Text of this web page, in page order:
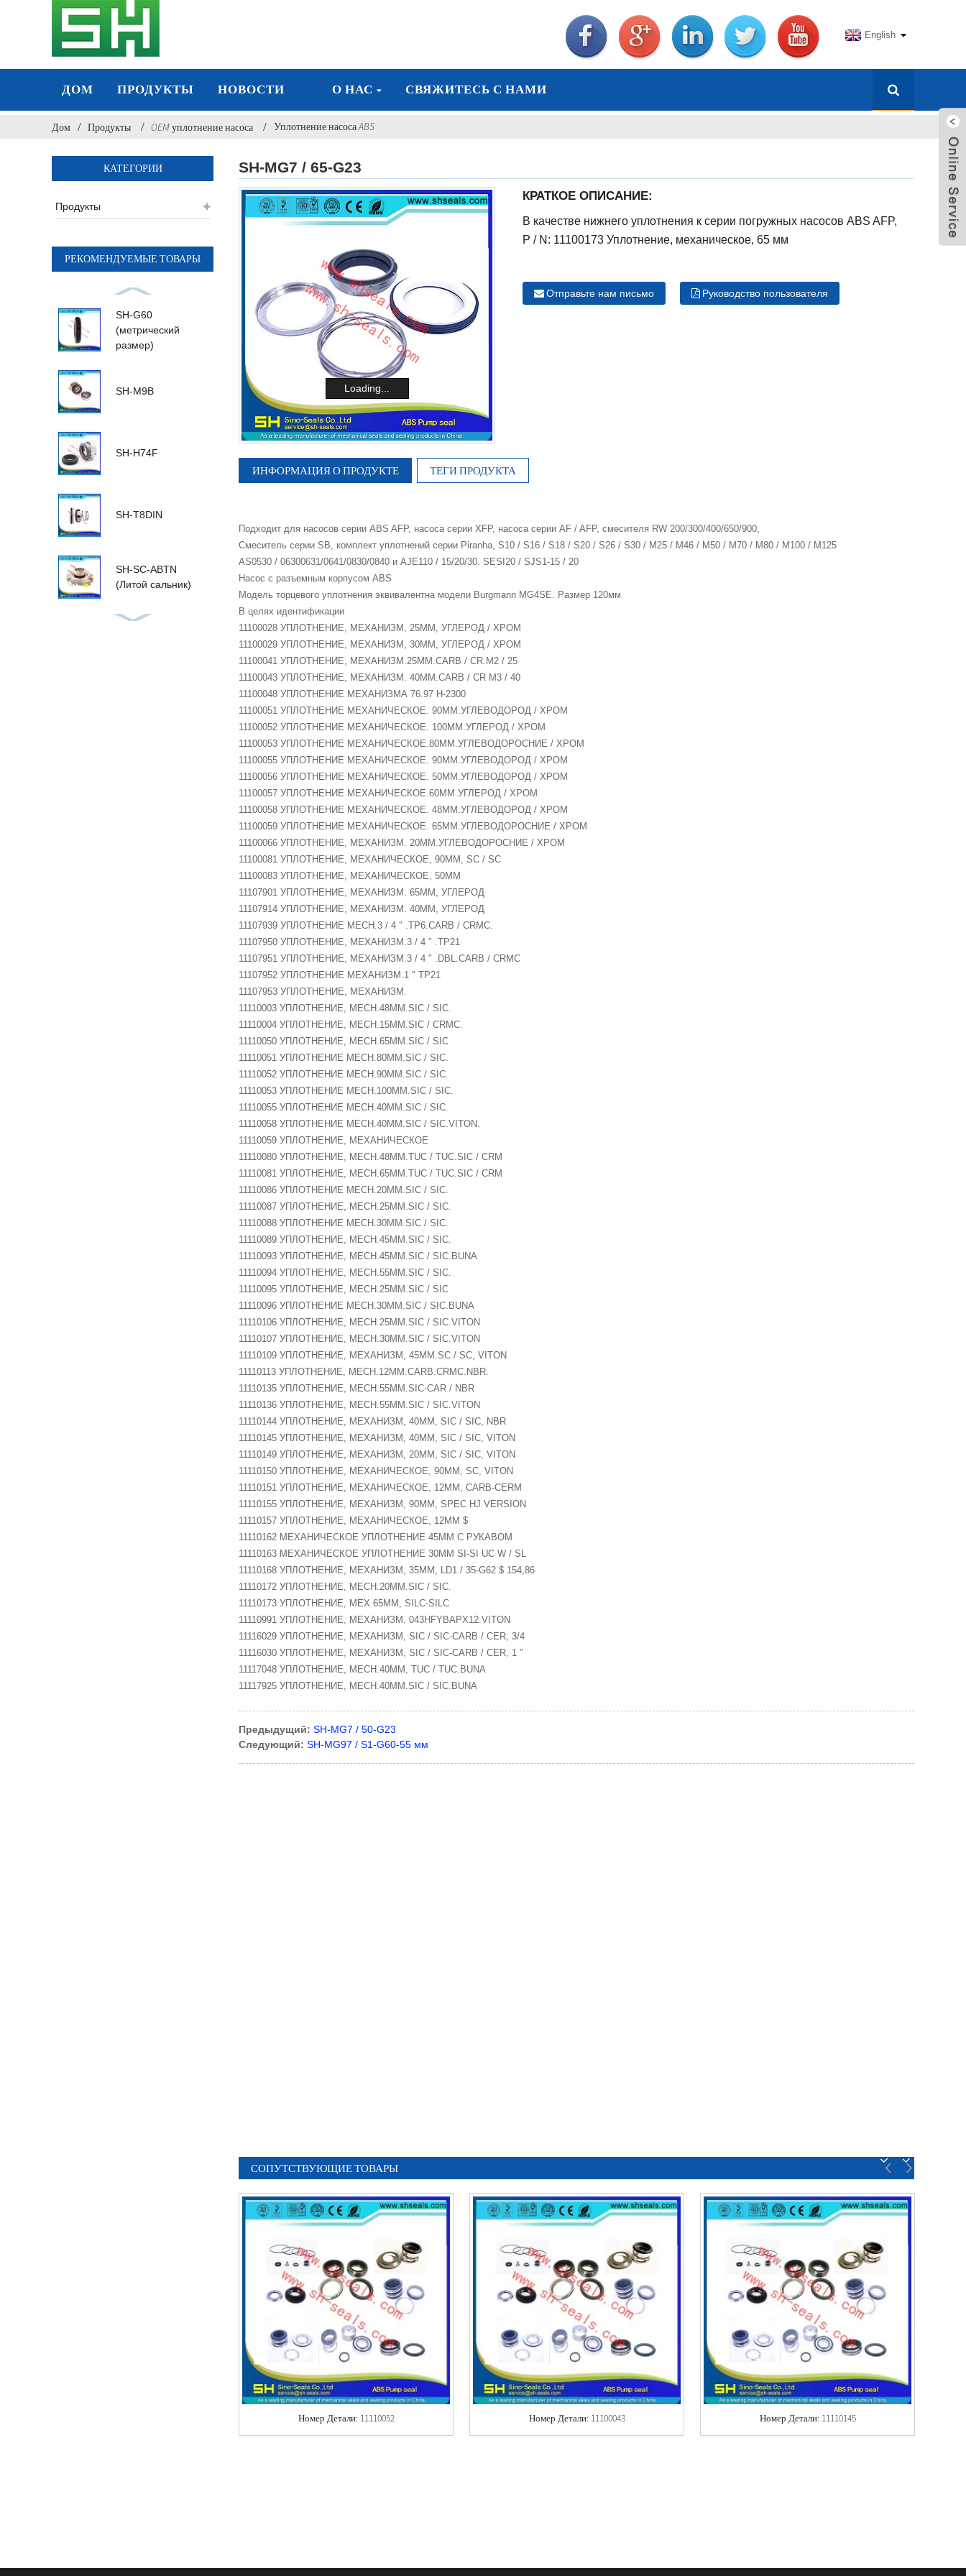
English
ДОМ ПРОДУКТЫ НОВОСТИ О НАС СВЯЖИТЕСЬ С НАМИ
Дом Продукты OEM уплотнение насоса Уплотнение насоса ABS
КАТЕГОРИИ
Продукты
РЕКОМЕНДУЕМЫЕ ТОВАРЫ
SH-G60
(метрический
размер)
SH-M9B
SH-H74F
SH-T8DIN
SH-SC-ABTN
(Литой сальник)
SH-MG7 / 65-G23
Loading...
КРАТКОЕ ОПИСАНИЕ:
В качестве нижнего уплотнения к серии погружных насосов ABS AFP,
P / N: 11100173 Уплотнение, механическое, 65 мм
Отправьте нам письмо Руководство пользователя
ИНФОРМАЦИЯ О ПРОДУКТЕ ТЕГИ ПРОДУКТА
Подходит для насосов серии ABS AFP, насоса серии XFP, насоса серии AF / AFP, смесителя RW 200/300/400/650/900,
Смеситель серии SB, комплект уплотнений серии Piranha, S10 / S16 / S18 / S20 / S26 / S30 / M25 / M46 / M50 / M70 / M80 / M100 / M125
AS0530 / 06300631/0641/0830/0840 и AJE110 / 15/20/30. SESI20 / SJS1-15 / 20
Насос с разъемным корпусом ABS
Модель торцевого уплотнения эквивалентна модели Burgmann MG4SE. Размер 120мм
В целях идентификации
11100028 УПЛОТНЕНИЕ, МЕХАНИЗМ, 25MM, УГЛЕРОД / ХРОМ
11100029 УПЛОТНЕНИЕ, МЕХАНИЗМ, 30MM, УГЛЕРОД / ХРОМ
11100041 УПЛОТНЕНИЕ, МЕХАНИЗМ.25MM.CARB / CR.M2 / 25
11100043 УПЛОТНЕНИЕ, МЕХАНИЗМ. 40MM.CARB / CR M3 / 40
11100048 УПЛОТНЕНИЕ МЕХАНИЗМА 76.97 H-2300
11100051 УПЛОТНЕНИЕ МЕХАНИЧЕСКОЕ. 90ММ.УГЛЕВОДОРОД / ХРОМ
11100052 УПЛОТНЕНИЕ МЕХАНИЧЕСКОЕ. 100ММ.УГЛЕРОД / ХРОМ
11100053 УПЛОТНЕНИЕ МЕХАНИЧЕСКОЕ.80ММ.УГЛЕВОДОРОСНИЕ / ХРОМ
11100055 УПЛОТНЕНИЕ МЕХАНИЧЕСКОЕ. 90MM.УГЛЕВОДОРОД / ХРОМ
11100056 УПЛОТНЕНИЕ МЕХАНИЧЕСКОЕ. 50ММ.УГЛЕВОДОРОД / ХРОМ
11100057 УПЛОТНЕНИЕ МЕХАНИЧЕСКОЕ.60ММ.УГЛЕРОД / ХРОМ
11100058 УПЛОТНЕНИЕ МЕХАНИЧЕСКОЕ. 48ММ.УГЛЕВОДОРОД / ХРОМ
11100059 УПЛОТНЕНИЕ МЕХАНИЧЕСКОЕ. 65ММ.УГЛЕВОДОРОСНИЕ / ХРОМ
11100066 УПЛОТНЕНИЕ, МЕХАНИЗМ. 20ММ.УГЛЕВОДОРОСНИЕ / ХРОМ
11100081 УПЛОТНЕНИЕ, МЕХАНИЧЕСКОЕ, 90MM, SC / SC
11100083 УПЛОТНЕНИЕ, МЕХАНИЧЕСКОЕ, 50ММ
11107901 УПЛОТНЕНИЕ, МЕХАНИЗМ. 65ММ, УГЛЕРОД
11107914 УПЛОТНЕНИЕ, МЕХАНИЗМ. 40MM, УГЛЕРОД
11107939 УПЛОТНЕНИЕ MECH.3 / 4 ″ .TP6.CARB / CRMC.
11107950 УПЛОТНЕНИЕ, МЕХАНИЗМ.3 / 4 ″ .TP21
11107951 УПЛОТНЕНИЕ, МЕХАНИЗМ.3 / 4 ″ .DBL.CARB / CRMC
11107952 УПЛОТНЕНИЕ МЕХАНИЗМ.1 ″ TP21
11107953 УПЛОТНЕНИЕ, МЕХАНИЗМ.
11110003 УПЛОТНЕНИЕ, MECH.48MM.SIC / SIC.
11110004 УПЛОТНЕНИЕ, MECH.15MM.SIC / CRMC.
11110050 УПЛОТНЕНИЕ, MECH.65MM.SIC / SIC
11110051 УПЛОТНЕНИЕ MECH.80MM.SIC / SIC.
11110052 УПЛОТНЕНИЕ MECH.90MM.SIC / SIC.
11110053 УПЛОТНЕНИЕ MECH.100MM.SIC / SIC.
11110055 УПЛОТНЕНИЕ MECH.40MM.SIC / SIC.
11110058 УПЛОТНЕНИЕ MECH.40MM.SIC / SIC.VITON.
11110059 УПЛОТНЕНИЕ, МЕХАНИЧЕСКОЕ
11110080 УПЛОТНЕНИЕ, MECH.48MM.TUC / TUC.SIC / CRM
11110081 УПЛОТНЕНИЕ, MECH.65MM.TUC / TUC.SIC / CRM
11110086 УПЛОТНЕНИЕ MECH.20MM.SIC / SIC.
11110087 УПЛОТНЕНИЕ, MECH.25MM.SIC / SIC.
11110088 УПЛОТНЕНИЕ MECH.30MM.SIC / SIC.
11110089 УПЛОТНЕНИЕ, MECH.45MM.SIC / SIC.
11110093 УПЛОТНЕНИЕ, MECH.45MM.SIC / SIC.BUNA
11110094 УПЛОТНЕНИЕ, MECH.55MM.SIC / SIC.
11110095 УПЛОТНЕНИЕ, MECH.25MM.SIC / SIC
11110096 УПЛОТНЕНИЕ MECH.30MM.SIC / SIC.BUNA
11110106 УПЛОТНЕНИЕ, MECH.25MM.SIC / SIC.VITON
11110107 УПЛОТНЕНИЕ, MECH.30MM.SIC / SIC.VITON
11110109 УПЛОТНЕНИЕ, МЕХАНИЗМ, 45MM.SC / SC, VITON
11110113 УПЛОТНЕНИЕ, MECH.12MM.CARB.CRMC.NBR.
11110135 УПЛОТНЕНИЕ, MECH.55MM.SIC-CAR / NBR
11110136 УПЛОТНЕНИЕ, MECH.55MM.SIC / SIC.VITON
11110144 УПЛОТНЕНИЕ, МЕХАНИЗМ, 40MM, SIC / SIC, NBR
11110145 УПЛОТНЕНИЕ, МЕХАНИЗМ, 40MM, SIC / SIC, VITON
11110149 УПЛОТНЕНИЕ, МЕХАНИЗМ, 20MM, SIC / SIC, VITON
11110150 УПЛОТНЕНИЕ, МЕХАНИЧЕСКОЕ, 90MM, SC, VITON
11110151 УПЛОТНЕНИЕ, МЕХАНИЧЕСКОЕ, 12MM, CARB-CERM
11110155 УПЛОТНЕНИЕ, МЕХАНИЗМ, 90MM, SPEC HJ VERSION
11110157 УПЛОТНЕНИЕ, МЕХАНИЧЕСКОЕ, 12ММ $
11110162 МЕХАНИЧЕСКОЕ УПЛОТНЕНИЕ 45ММ С РУКАВОМ
11110163 МЕХАНИЧЕСКОЕ УПЛОТНЕНИЕ 30MM SI-SI UC W / SL
11110168 УПЛОТНЕНИЕ, МЕХАНИЗМ, 35MM, LD1 / 35-G62 $ 154,86
11110172 УПЛОТНЕНИЕ, MECH.20MM.SIC / SIC.
11110173 УПЛОТНЕНИЕ, МЕХ 65ММ, SILC-SILC
11110991 УПЛОТНЕНИЕ, МЕХАНИЗМ. 043HFYBAPX12.VITON
11116029 УПЛОТНЕНИЕ, МЕХАНИЗМ, SIC / SIC-CARB / CER, 3/4
11116030 УПЛОТНЕНИЕ, МЕХАНИЗМ, SIC / SIC-CARB / CER, 1 ″
11117048 УПЛОТНЕНИЕ, MECH.40MM, TUC / TUC.BUNA
11117925 УПЛОТНЕНИЕ, MECH.40MM.SIC / SIC.BUNA
Предыдущий: SH-MG7 / 50-G23
Следующий: SH-MG97 / S1-G60-55 мм
СОПУТСТВУЮЩИЕ ТОВАРЫ
Номер Детали: 11110052 Номер Детали: 11100043 Номер Детали: 11110145